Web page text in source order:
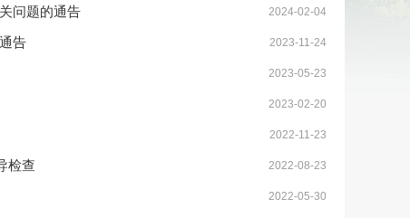
问题的通告 2024-02-04
告 2023-11-24
2023-05-23
2023-02-20
2022-11-23
检查 2022-08-23
2022-05-30